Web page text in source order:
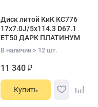
Диск литой КиК КС776
17x7.0J/5x114.3 D67.1
ET50 ДАРК ПЛАТИНУМ
В наличии > 12 шт.
11 340 ₽
Купить